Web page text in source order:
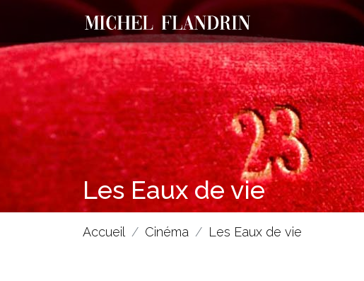
Les Eaux de vie
Accueil Cinéma Les Eaux de vie